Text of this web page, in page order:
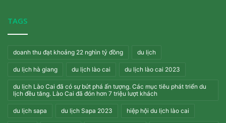
TAGS
doanh thu đạt khoảng 22 nghìn tỷ đồng du lịch
du lịch hà giang du lịch lào cai du lịch lào cai 2023
du lịch Lào Cai đã có sự bứt phá ấn tượng. Các mục tiêu phát triển du
lịch đều tăng. Lào Cai đã đón hơn 7 triệu lượt khách
du lịch sapa du lịch Sapa 2023 hiệp hội du lịch lào cai